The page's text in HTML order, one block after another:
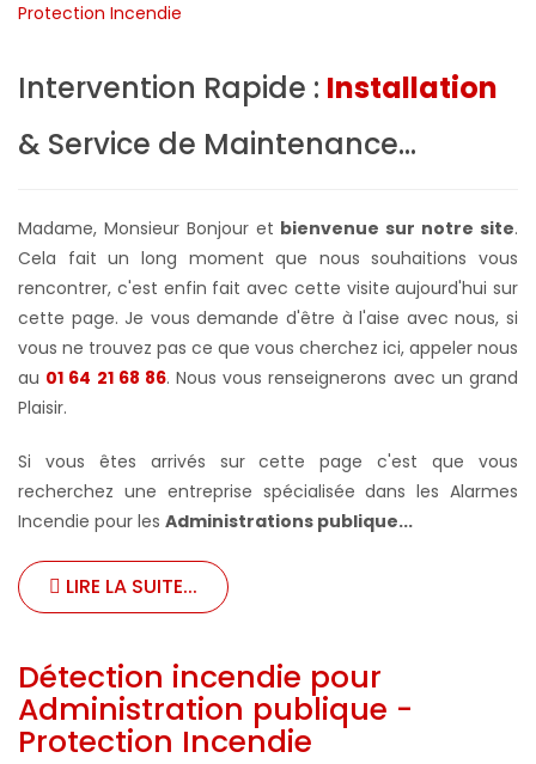
Intervention Rapide : Installation
& Service de Maintenance...
Madame, Monsieur Bonjour et bienvenue sur notre site.
Cela fait un long moment que nous souhaitions vous
rencontrer, c'est enfin fait avec cette visite aujourd'hui sur
cette page. Je vous demande d'être à l'aise avec nous, si
vous ne trouvez pas ce que vous cherchez ici, appeler nous
au 01 64 21 68 86. Nous vous renseignerons avec un grand
Plaisir.
Si vous êtes arrivés sur cette page c'est que vous
recherchez une entreprise spécialisée dans les Alarmes
Incendie pour les Administrations publique...
LIRE LA SUITE...
Détection incendie pour
Administration publique -
Protection Incendie